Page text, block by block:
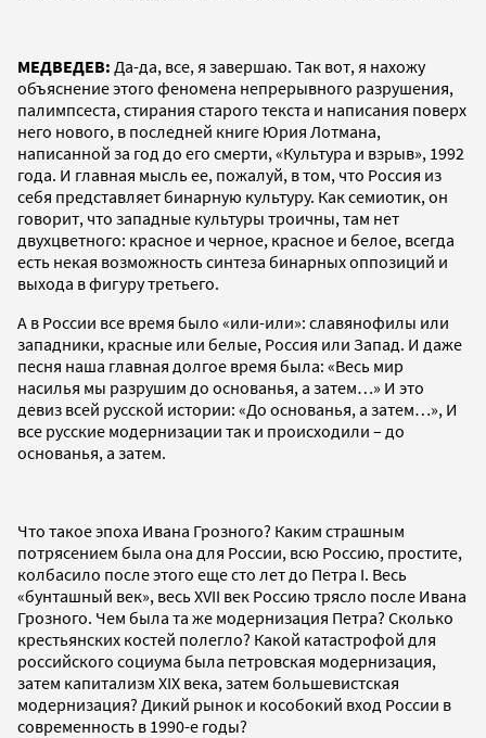
МЕДВЕДЕВ: Да-да, все, я завершаю. Так вот, я нахожу
объяснение этого феномена непрерывного разрушения,
палимпсеста, стирания старого текста и написания поверх
него нового, в последней книге Юрия Лотмана,
написанной за год до его смерти, «Культура и взрыв», 1992
года. И главная мысль ее, пожалуй, в том, что Россия из
себя представляет бинарную культуру. Как семиотик, он
говорит, что западные культуры троичны, там нет
двухцветного: красное и черное, красное и белое, всегда
есть некая возможность синтеза бинарных оппозиций и
выхода в фигуру третьего.
А в России все время было «или-или»: славянофилы или
западники, красные или белые, Россия или Запад. И даже
песня наша главная долгое время была: «Весь мир
насилья мы разрушим до основанья, а затем…» И это
девиз всей русской истории: «До основанья, а затем…», И
все русские модернизации так и происходили – до
основанья, а затем.
Что такое эпоха Ивана Грозного? Каким страшным
потрясением была она для России, всю Россию, простите,
колбасило после этого еще сто лет до Петра I. Весь
«бунташный век», весь XVII век Россию трясло после Ивана
Грозного. Чем была та же модернизация Петра? Сколько
крестьянских костей полегло? Какой катастрофой для
российского социума была петровская модернизация,
затем капитализм XIX века, затем большевистская
модернизация? Дикий рынок и кособокий вход России в
современность в 1990-е годы?